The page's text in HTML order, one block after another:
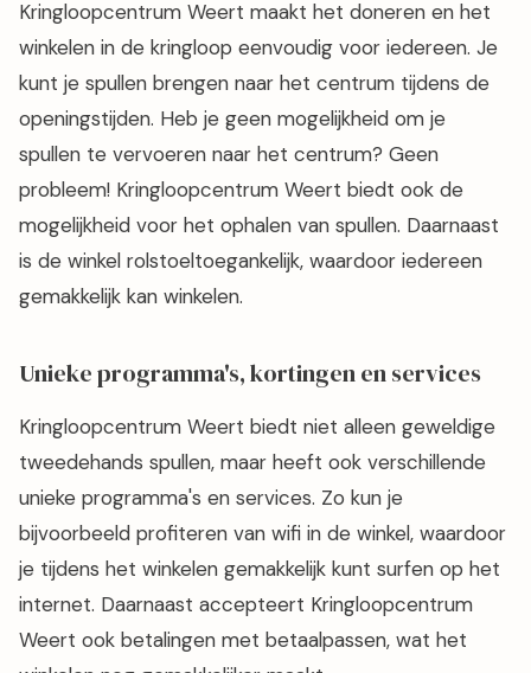
Kringloopcentrum Weert maakt het doneren en het
winkelen in de kringloop eenvoudig voor iedereen. Je
kunt je spullen brengen naar het centrum tijdens de
openingstijden. Heb je geen mogelijkheid om je
spullen te vervoeren naar het centrum? Geen
probleem! Kringloopcentrum Weert biedt ook de
mogelijkheid voor het ophalen van spullen. Daarnaast
is de winkel rolstoeltoegankelijk, waardoor iedereen
gemakkelijk kan winkelen.
Unieke programma's, kortingen en services
Kringloopcentrum Weert biedt niet alleen geweldige
tweedehands spullen, maar heeft ook verschillende
unieke programma's en services. Zo kun je
bijvoorbeeld profiteren van wifi in de winkel, waardoor
je tijdens het winkelen gemakkelijk kunt surfen op het
internet. Daarnaast accepteert Kringloopcentrum
Weert ook betalingen met betaalpassen, wat het